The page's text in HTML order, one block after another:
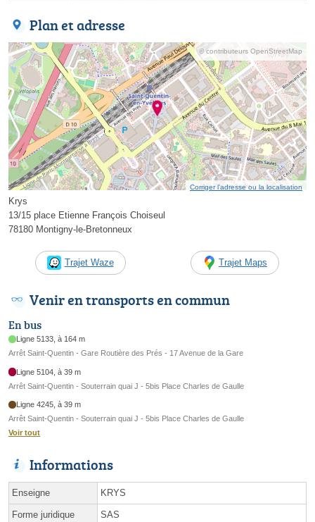
Plan et adresse
© contributeurs OpenStreetMap
Corriger l’adresse ou la localisation
Krys
13/15 place Etienne François Choiseul
78180 Montigny-le-Bretonneux
Trajet Waze Trajet Maps
Venir en transports en commun
En bus
Ligne 5133, à 164 m
Arrêt Saint-Quentin - Gare Routière des Prés - 17 Avenue de la Gare
Ligne 5104, à 39 m
Arrêt Saint-Quentin - Souterrain quai J - 5bis Place Charles de Gaulle
Ligne 4245, à 39 m
Arrêt Saint-Quentin - Souterrain quai J - 5bis Place Charles de Gaulle
Voir tout
Informations
Enseigne KRYS
Forme juridique SAS